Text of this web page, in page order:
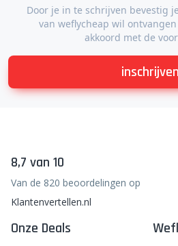
Door je in te schrijven bevestig
van weflycheap wil
akkoord met de
inschrijven
8,7 van 10
Van de 820 beoordelingen op
Klantenvertellen.nl
Onze Deals